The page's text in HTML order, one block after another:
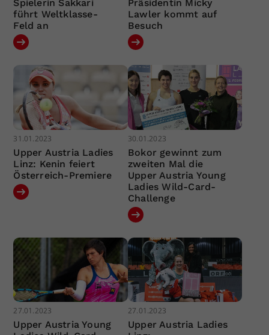
Spielerin Sakkari
führt Weltklasse-
Feld an
Präsidentin Micky
Lawler kommt auf
Besuch
31.01.2023
Upper Austria Ladies
Linz: Kenin feiert
Österreich-Premiere
30.01.2023
Bokor gewinnt zum
zweiten Mal die
Upper Austria Young
Ladies Wild-Card-
Challenge
27.01.2023
Upper Austria Young
27.01.2023
Upper Austria Ladies